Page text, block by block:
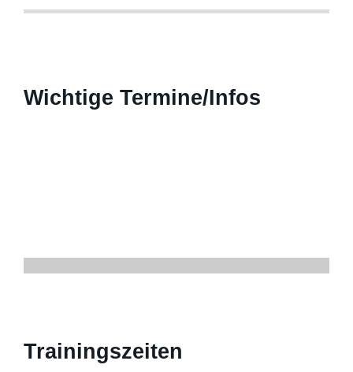
Wichtige Termine/Infos
Trainingszeiten